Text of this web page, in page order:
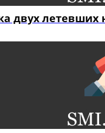
двух летевших